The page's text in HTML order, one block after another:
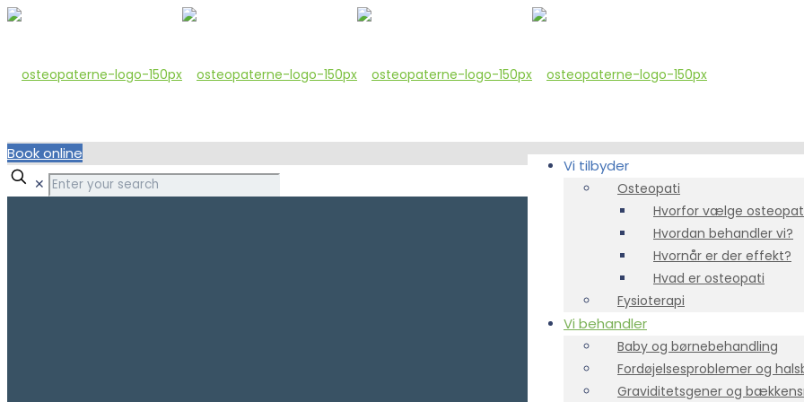
Vi tilbyder
Osteopati
Hvorfor vælge
Hvordan behandler vi?
Hvornår er der effekt?
Hvad er osteopati
Fysioterapi
Vi behandler
Baby og børnebehandling
Fordøjelsesproblemer og
Graviditetsgener og
Book online
✕